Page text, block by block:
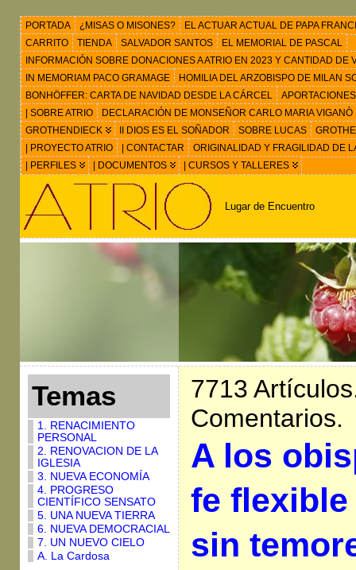
PORTADA ¿MISAS O MISONES?
EL ACTUAR ACTUAL DE PAPA
CARRITO
TIENDA SALVADOR SANTOS
EL MEMORIAL DE PASCAL
INFORMACIÓN SOBRE DONACIONES A ATRIO EN 2023 Y CANTIDAD
IN MEMORIAM PACO GRAMAGE
HOMILIA DEL ARZOBISPO DE MILAN
BONHÖFFER: CARTA DE NAVIDAD DESDE LA CÁRCEL
| SOBRE ATRIO
DECLARACIÓN DE MONSEÑOR CARLO MARIA VIGANÒ
GROTHENDIECK
II DIOS ES EL SOÑADOR SOBRE LUCAS
| PROYECTO ATRIO
| CONTACTAR
ORIGINALIDAD Y FRAGILIDAD DE
| PERFILES
| DOCUMENTOS | CURSOS Y TALLERES
Lugar de Encuentro
Temas
1. RENACIMIENTO
PERSONAL
2. RENOVACION DE LA
IGLESIA
3. NUEVA ECONOMÍA
4. PROGRESO
CIENTÍFICO SENSATO
5. UNA NUEVA TIERRA
6. NUEVA DEMOCRACIAL
7. UN NUEVO CIELO
A. La Cardosa
7713
Comentarios.
A los
fe
sin